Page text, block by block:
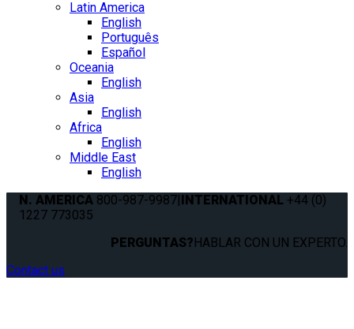
Latin America
English
Português
Español
Oceania
English
Asia
English
Africa
English
Middle East
English
N. AMERICA 800-987-9987|INTERNATIONAL +44 (0)
1227 773035
PERGUNTAS?HABLAR CON UN EXPERTO.
Contact us